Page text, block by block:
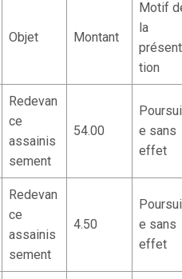
Objet Montant
Motif
la
tion
Redevan
ce
assainis
sement
54.00
e sans
effet
Redevan
ce
assainis
sement
4.50
e sans
effet